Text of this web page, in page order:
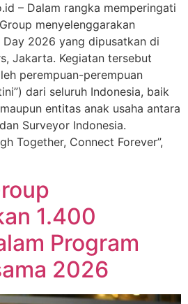
– Dalam rangka memperingati
menyelenggarakan
2026 yang dipusatkan di
Jakarta. Kegiatan tersebut
perempuan-perempuan
dari seluruh Indonesia, baik
entitas anak usaha antara
Surveyor Indonesia.
Together, Connect Forever”,
1.400
Program
2026